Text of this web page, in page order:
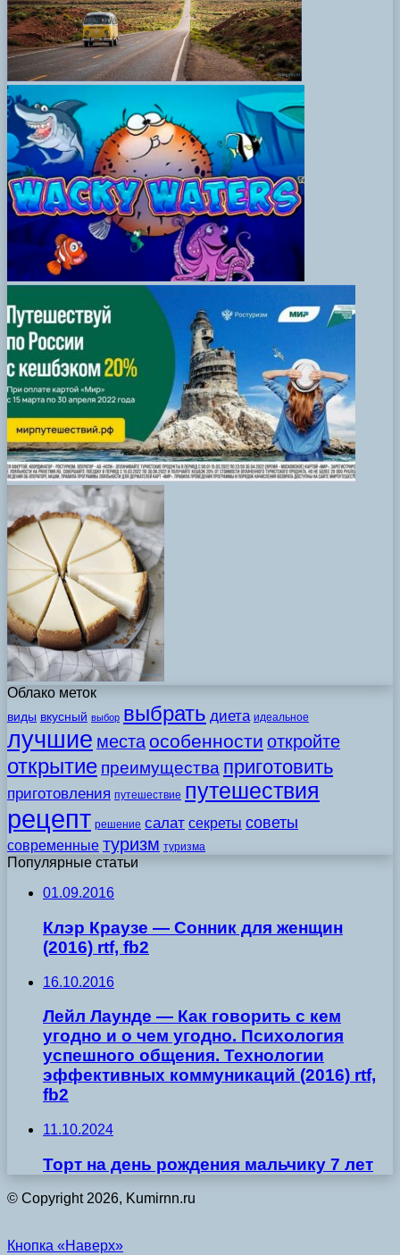
Облако меток
виды вкусный выбор выбрать диета идеальное
лучшие места особенности откройте
открытие преимущества приготовить
приготовления путешествие путешествия
рецепт решение салат секреты советы
современные туризм туризма
Популярные статьи
01.09.2016
Клэр Краузе — Сонник для женщин
(2016) rtf, fb2
16.10.2016
Лейл Лаунде — Как говорить с кем
угодно и о чем угодно. Психология
успешного общения. Технологии
эффективных коммуникаций (2016) rtf,
fb2
11.10.2024
Торт на день рождения мальчику 7 лет
© Copyright 2026, Kumirnn.ru
Кнопка «Наверх»